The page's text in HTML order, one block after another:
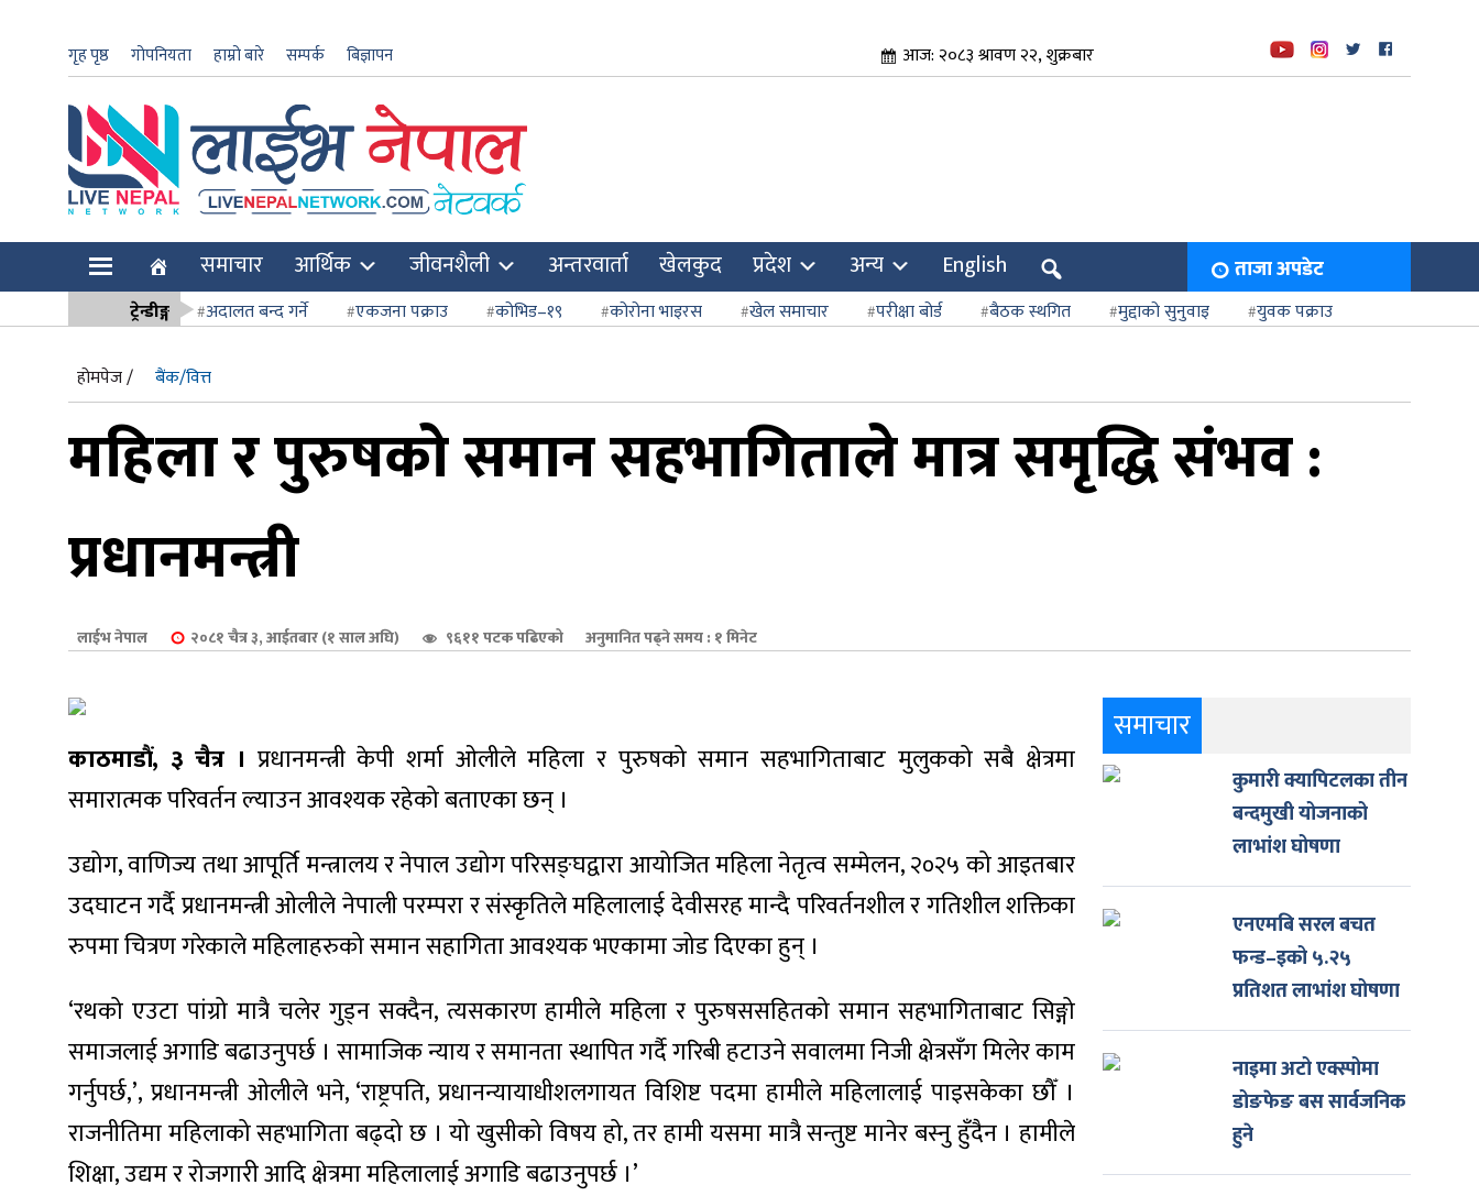
गृह पृष्ठ गोपनियता हाम्रो बारे सम्पर्क बिज्ञापन आज: २०८३ श्रावण २२, शुक्रबार
समाचार आर्थिक जीवनशैली अन्तरवार्ता खेलकुद प्रदेश अन्य English ताजा अपडेट
ट्रेन्डीङ्ग अदालत बन्द गर्ने एकजना पक्राउ कोभिड–१९ कोरोना भाइरस खेल समाचार परीक्षा बोर्ड बैठक स्थगित मुद्दाको सुनुवाइ
युवक पक्राउ
होमपेज /
बैंक/वित्त
महिला र पुरुषको समान सहभागिताले मात्र समृद्धि संभव :
प्रधानमन्त्री
लाईभ नेपाल २०८१ चैत्र ३, आईतबार (१ साल अघि) ९६११ पटक पढिएको अनुमानित पढ्ने समय : १ मिनेट
काठमाडौं, ३ चैत्र । प्रधानमन्त्री केपी शर्मा ओलीले महिला र पुरुषको समान सहभागिताबाट मुलुकको सबै क्षेत्रमा
समारात्मक परिवर्तन ल्याउन आवश्यक रहेको बताएका छन् ।
उद्योग, वाणिज्य तथा आपूर्ति मन्त्रालय र नेपाल उद्योग परिसङ्घद्वारा आयोजित महिला नेतृत्व सम्मेलन, २०२५ को आइतबार
उदघाटन गर्दै प्रधानमन्त्री ओलीले नेपाली परम्परा र संस्कृतिले महिलालाई देवीसरह मान्दै परिवर्तनशील र गतिशील शक्तिका
रुपमा चित्रण गरेकाले महिलाहरुको समान सहागिता आवश्यक भएकामा जोड दिएका हुन् ।
‘रथको एउटा पांग्रो मात्रै चलेर गुड्न सक्दैन, त्यसकारण हामीले महिला र पुरुषससहितको समान सहभागिताबाट सिङ्गो
समाजलाई अगाडि बढाउनुपर्छ । सामाजिक न्याय र समानता स्थापित गर्दै गरिबी हटाउने सवालमा निजी क्षेत्रसँग मिलेर काम
गर्नुपर्छ,’, प्रधानमन्त्री ओलीले भने, ‘राष्ट्रपति, प्रधानन्यायाधीशलगायत विशिष्ट पदमा हामीले महिलालाई पाइसकेका छौँ ।
राजनीतिमा महिलाको सहभागिता बढ्दो छ । यो खुसीको विषय हो, तर हामी यसमा मात्रै सन्तुष्ट मानेर बस्नु हुँदैन । हामीले
शिक्षा, उद्यम र रोजगारी आदि क्षेत्रमा महिलालाई अगाडि बढाउनुपर्छ ।’
समाचार
कुमारी क्यापिटलका तीन
बन्दमुखी योजनाको
लाभांश घोषणा
एनएमबि सरल बचत
फन्ड–इको ५.२५
प्रतिशत लाभांश घोषणा
नाइमा अटो एक्स्पोमा
डोङफेङ बस सार्वजनिक
हुने